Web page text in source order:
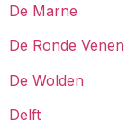
De Marne
De Ronde Venen
De Wolden
Delft